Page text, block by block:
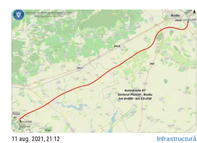
11 aug. 2021, 21:12 Infrastructură